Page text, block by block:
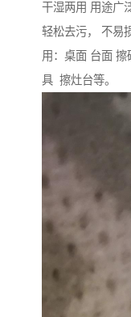
干湿两用 用途广
轻松去污， 不易
用：桌面 台面
具 擦灶台等。